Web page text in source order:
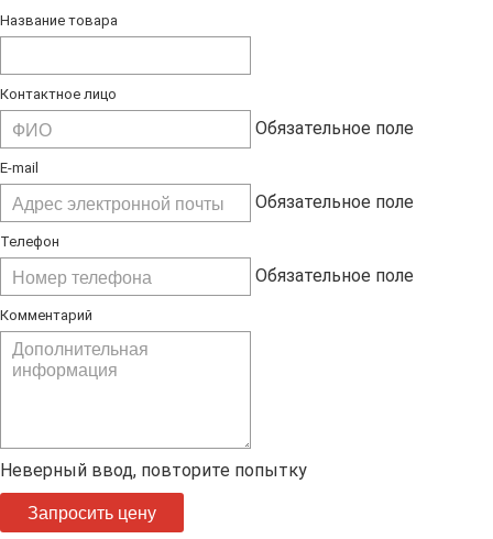
Название товара
Контактное лицо
Обязательное поле
E-mail
Обязательное поле
Телефон
Обязательное поле
Комментарий
Неверный ввод, повторите попытку
Запросить цену